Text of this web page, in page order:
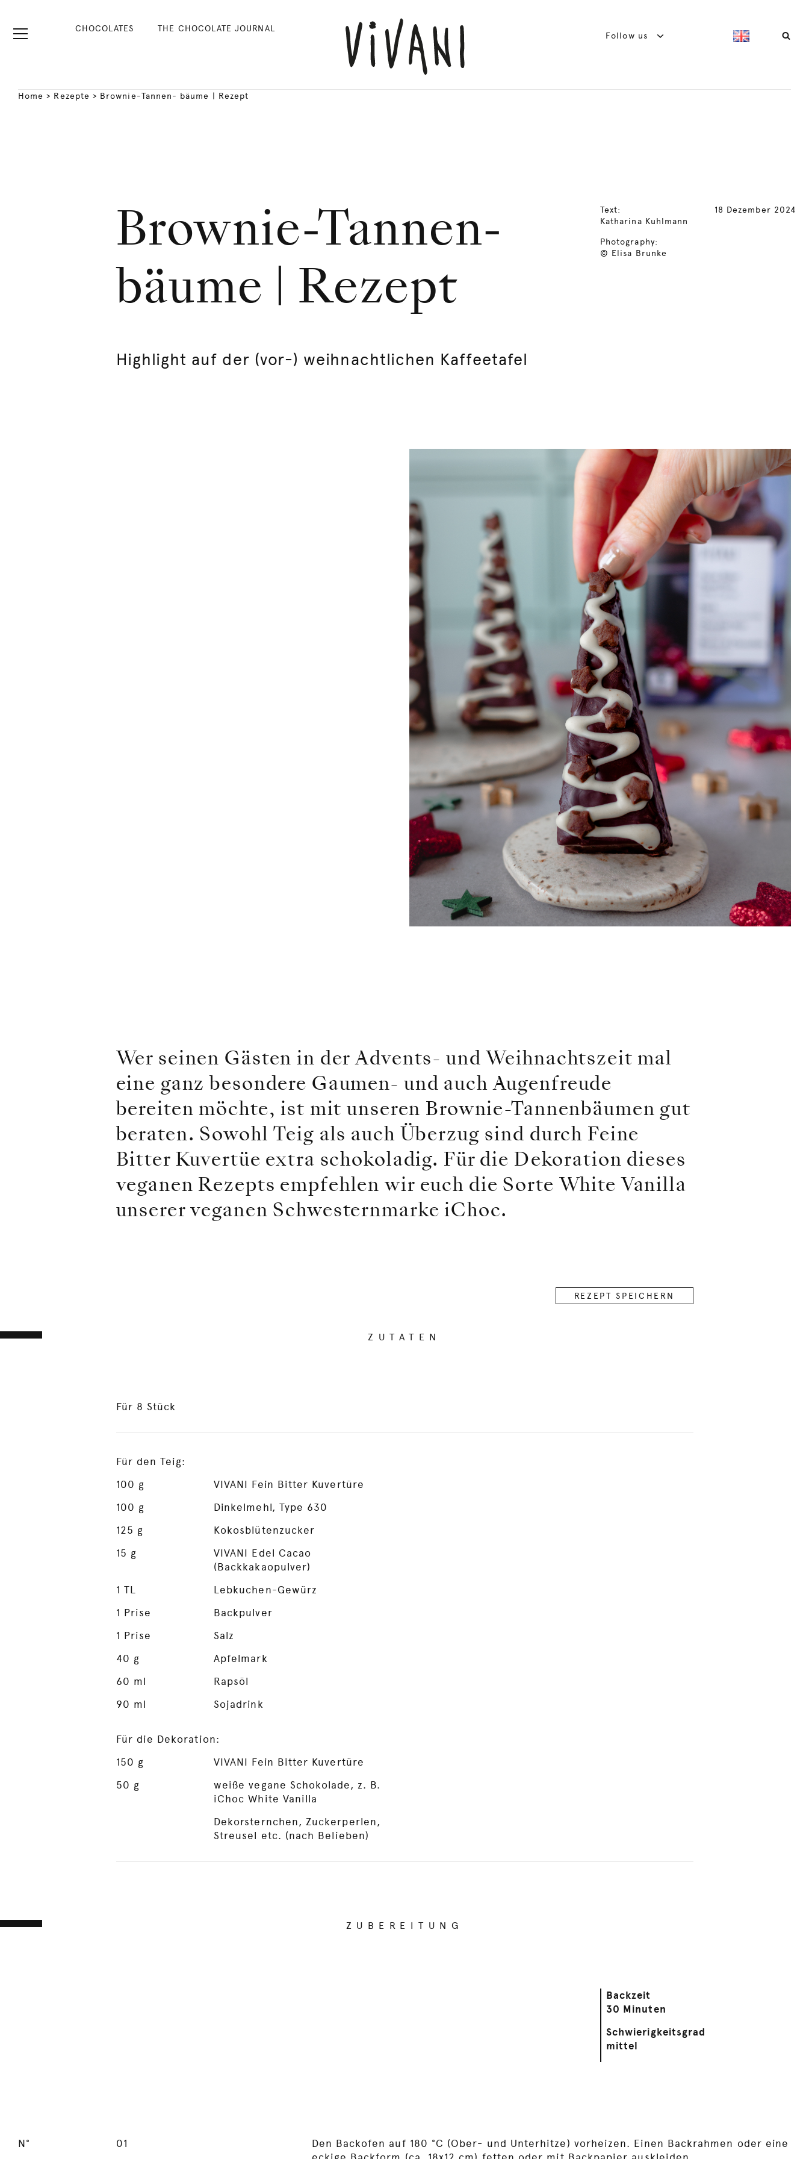
CHOCOLATES THE CHOCOLATE JOURNAL
Follow us
Home > Rezepte > Brownie-Tannen- bäume | Rezept
Brownie-Tannen-
bäume | Rezept
Highlight auf der (vor-) weihnachtlichen Kaffeetafel
Text:
Katharina Kuhlmann
Photography:
© Elisa Brunke
18 Dezember 2024
Wer seinen Gästen in der Advents- und Weihnachtszeit mal
eine ganz besondere Gaumen- und auch Augenfreude
bereiten möchte, ist mit unseren Brownie-Tannenbäumen gut
beraten. Sowohl Teig als auch Überzug sind durch Feine
Bitter Kuvertüe extra schokoladig. Für die Dekoration dieses
veganen Rezepts empfehlen wir euch die Sorte White Vanilla
unserer veganen Schwesternmarke iChoc.
REZEPT SPEICHERN
ZUTATEN
Für 8 Stück
Für den Teig:
100 g
VIVANI Fein Bitter Kuvertüre
100 g
Dinkelmehl, Type 630
125 g
Kokosblütenzucker
15 g
VIVANI Edel Cacao
(Backkakaopulver)
1 TL
Lebkuchen-Gewürz
1 Prise
Backpulver
1 Prise
Salz
40 g
Apfelmark
60 ml
Rapsöl
90 ml Sojadrink
Für die Dekoration:
150 g
VIVANI Fein Bitter Kuvertüre
50 g
weiße vegane Schokolade, z. B.
iChoc White Vanilla
Dekorsternchen, Zuckerperlen,
Streusel etc. (nach Belieben)
ZUBEREITUNG
Backzeit
30 Minuten
Schwierigkeitsgrad
mittel
N° 01
Den Backofen auf 180 °C (Ober- und Unterhitze) vorheizen. Einen Backrahmen oder eine